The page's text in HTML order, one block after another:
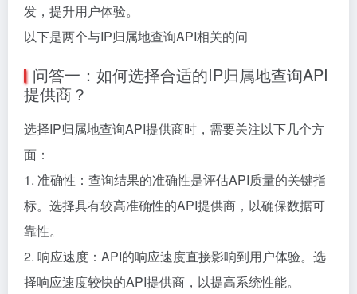
发，提升用户体验。
以下是两个与IP归属地查询API相关的问
问答一：如何选择合适的IP归属地查询API
提供商？
选择IP归属地查询API提供商时，需要关注以下几个方
面：
1. 准确性：查询结果的准确性是评估API质量的关键指
标。选择具有较高准确性的API提供商，以确保数据可
靠性。
2. 响应速度：API的响应速度直接影响到用户体验。选
择响应速度较快的API提供商，以提高系统性能。